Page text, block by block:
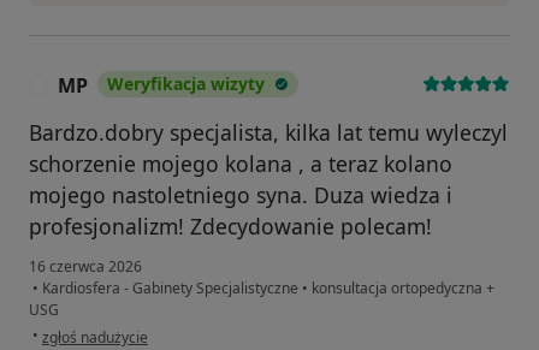
MP Weryfikacja wizyty
Bardzo.dobry specjalista, kilka lat temu wyleczyl
schorzenie mojego kolana , a teraz kolano
mojego nastoletniego syna. Duza wiedza i
profesjonalizm! Zdecydowanie polecam!
16 czerwca 2026
• Kardiosfera - Gabinety Specjalistyczne • konsultacja ortopedyczna +
USG
• w opinii użytkownika MP
zgłoś nadużycie